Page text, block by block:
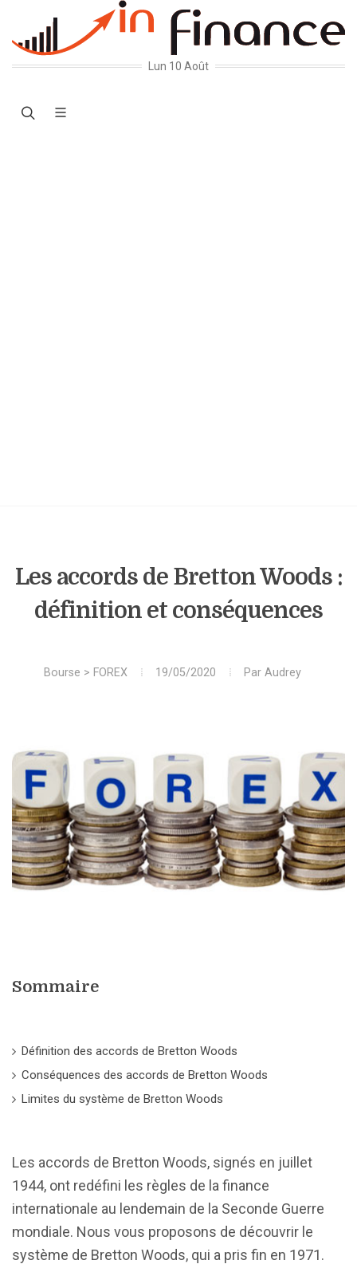
Lun 10 Août
Les accords de Bretton Woods :
définition et conséquences
Bourse > FOREX 19/05/2020 Par Audrey
Sommaire
Définition des accords de Bretton Woods
Conséquences des accords de Bretton Woods
Limites du système de Bretton Woods
Les accords de Bretton Woods, signés en juillet
1944, ont redéfini les règles de la finance
internationale au lendemain de la Seconde Guerre
mondiale. Nous vous proposons de découvrir le
système de Bretton Woods, qui a pris fin en 1971.